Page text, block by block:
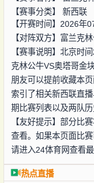
【赛事分类】 新西联
【开赛时间】2026年
【对阵双方】 富兰克
【赛事说明】北京时
克林公牛VS奥塔哥金
朋友可以提前收藏本
索引了相关新西联直
期比赛列表以及两队历
【友好提示】部分比
查看。如果本页面比
请进入24体育网查看最
热点直播